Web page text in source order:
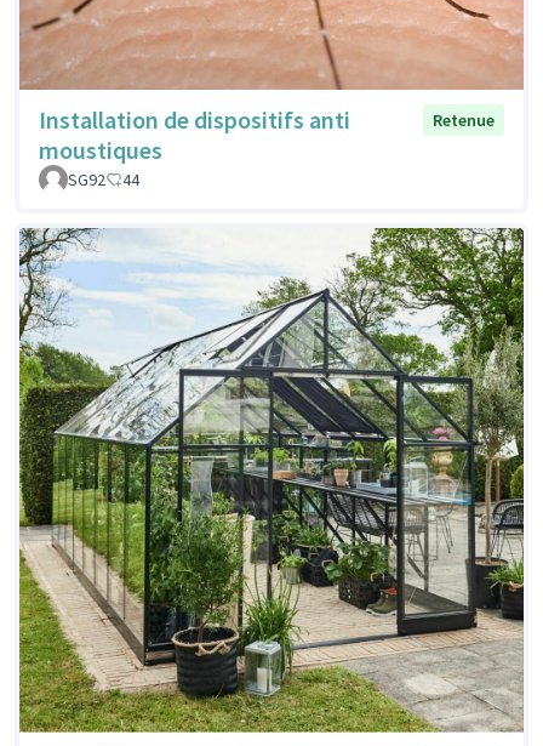
Installation de dispositifs anti
moustiques
Retenue
SG92 44